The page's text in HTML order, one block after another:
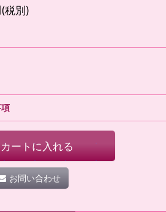
(税別)
カートに入れる
お問い合わせ